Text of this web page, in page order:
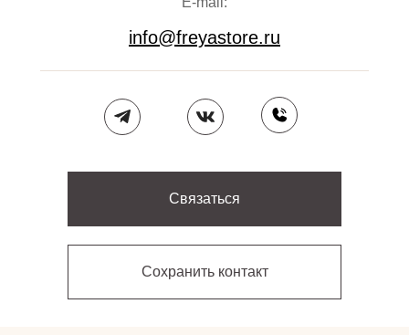
info@freyastore.ru
Связаться
Сохранить контакт